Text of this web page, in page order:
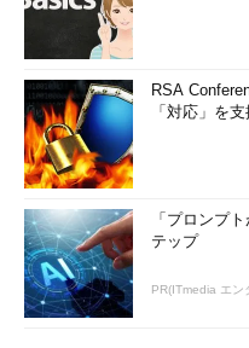
RSA
「対応」を
「プロンプ
テップ
PR(ITmedia エン